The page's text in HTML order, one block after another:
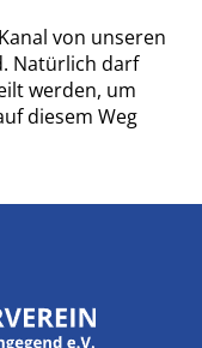
von unseren
Natürlich darf
werden, um
diesem Weg